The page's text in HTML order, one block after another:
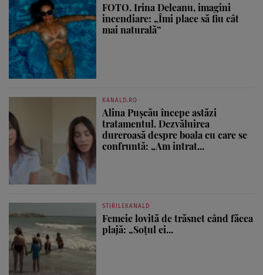
FOTO. Irina Deleanu, imagini
incendiare: „Îmi place să fiu cât
mai naturală”
KANALD.RO
Alina Pușcău începe astăzi
tratamentul. Dezvăluirea
dureroasă despre boala cu care se
confruntă: „Am intrat...
STIRILEKANALD
Femeie lovită de trăsnet când făcea
plajă: „Soțul ei...